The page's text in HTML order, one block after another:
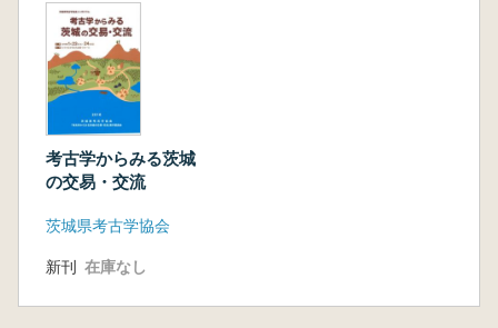
考古学からみる茨城
の交易・交流
茨城県考古学協会
新刊 在庫なし